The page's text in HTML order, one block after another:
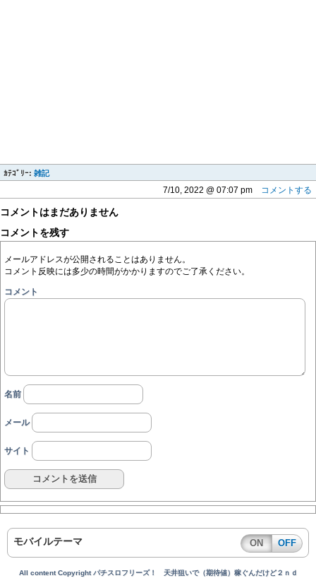
ｶﾃｺﾞﾘｰ: 雑記
7/10, 2022 @ 07:07 pm コメントする
コメントはまだありません
コメントを残す
メールアドレスが公開されることはありません。
コメント反映には多少の時間がかかりますのでご了承ください。
コメント
名前
メール
サイト
モバイルテーマ ON OFF
All content Copyright パチスロフリーズ！ 天井狙いで（期待値）稼ぐんだけど２ｎｄ